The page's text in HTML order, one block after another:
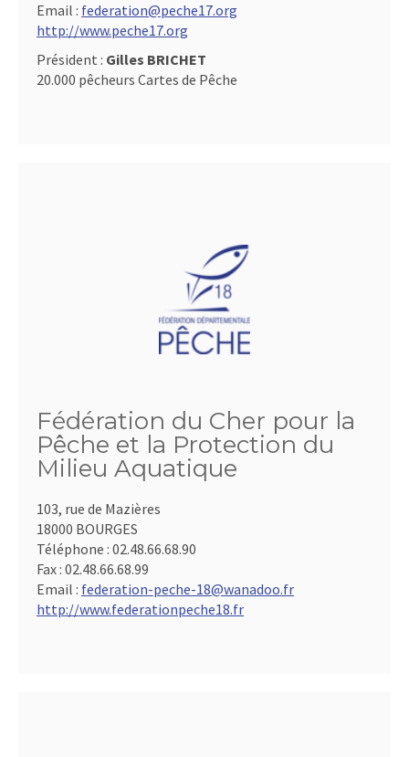
Email : federation@peche17.org
http://www.peche17.org
Président : Gilles BRICHET
20.000 pêcheurs Cartes de Pêche
Fédération du Cher pour la
Pêche et la Protection du
Milieu Aquatique
103, rue de Mazières
18000 BOURGES
Téléphone : 02.48.66.68.90
Fax : 02.48.66.68.99
Email : federation-peche-18@wanadoo.fr
http://www.federationpeche18.fr